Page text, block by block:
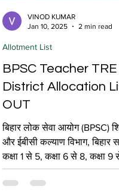
BPSC Teacher TRE
District Allocation
OUT
बिहार लोक सेवा आयोग (BPSC)
और ईबीसी कल्याण विभाग, बिहार
कक्षा 1 से 5, कक्षा 6 से 8, कक्षा 9
11...
Allotment List
VINOD KUMAR
Jan 10, 2025
2 min read